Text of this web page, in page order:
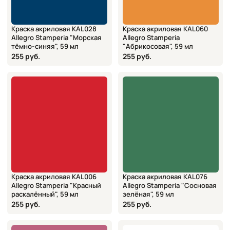
Краска акриловая KAL028
Allegro Stamperia "Морская
тёмно-синяя", 59 мл
255 руб.
Краска акриловая KAL060
Allegro Stamperia
"Абрикосовая", 59 мл
255 руб.
Краска акриловая KAL006
Allegro Stamperia "Красный
раскалённый", 59 мл
255 руб.
Краска акриловая KAL076
Allegro Stamperia "Сосновая
зелёная", 59 мл
255 руб.